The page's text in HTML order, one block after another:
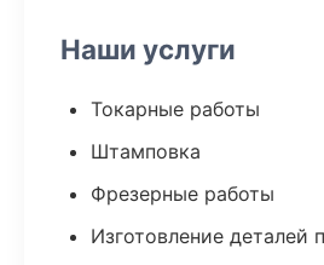
Наши услуги
Токарные работы
Штамповка
Фрезерные работы
Изготовление деталей